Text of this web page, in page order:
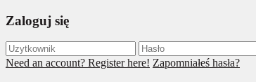
Zaloguj się
Need an account? Register here! Zapomniałeś hasła?